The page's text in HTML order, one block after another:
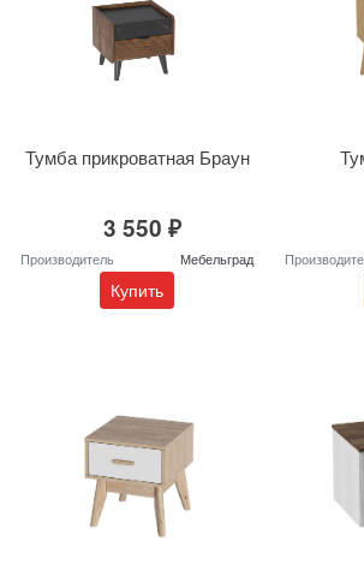
Тумба прикроватная Браун
3 550 ₽
Производитель Мебельград
Купить